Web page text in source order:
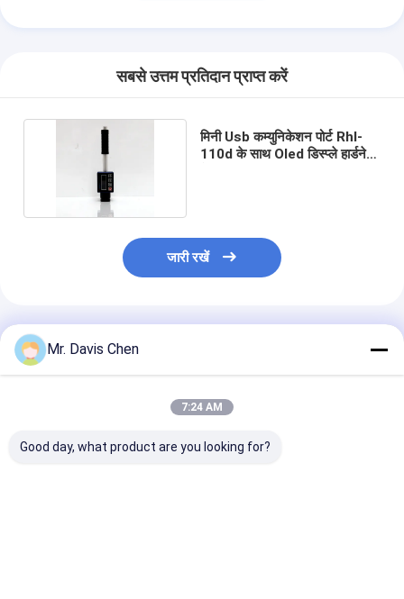
सबसे उत्तम प्रतिदान प्राप्त करें
मिनी Usb कम्युनिकेशन पोर्ट Rhl-
110d के साथ Oled डिस्प्ले हार्डनेस
जारी रखें
अनुशंसित उत्पाद
Mr. Davis Chen
7:24 AM
Good day, what product are you looking for?